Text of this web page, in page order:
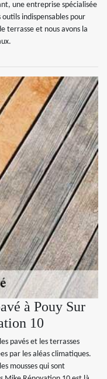
une entreprise spécialisée
indispensables pour
terrasse et nous avons la
à Pouy Sur
10
pavés et les terrasses
par les aléas climatiques.
mousses qui sont